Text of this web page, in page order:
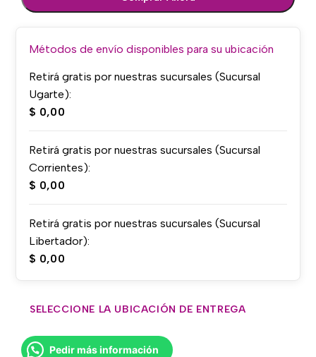
Métodos de envío disponibles para su ubicación
Retirá gratis por nuestras sucursales (Sucursal
Ugarte):
$ 0,00
Retirá gratis por nuestras sucursales (Sucursal
Corrientes):
$ 0,00
Retirá gratis por nuestras sucursales (Sucursal
Libertador):
$ 0,00
SELECCIONE LA UBICACIÓN DE ENTREGA
Pedir más información